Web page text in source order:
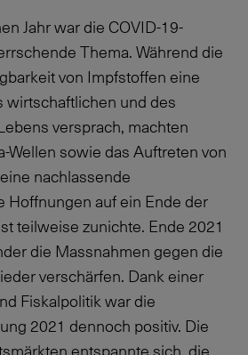
Jahr war die COVID-19-
Thema. Während die
von Impfstoffen eine
wirtschaftlichen und des
versprach, machten
Wellen sowie das Auftreten von
nachlassende
Hoffnungen auf ein Ende der
teilweise zunichte. Ende 2021
die Massnahmen gegen die
verschärfen. Dank einer
Fiskalpolitik war die
2021 dennoch positiv. Die
entspannte sich, die